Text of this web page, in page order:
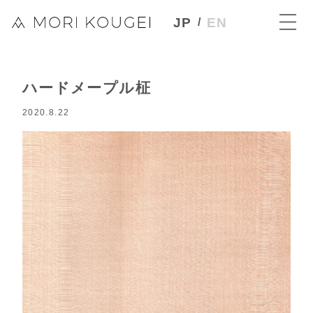
JP EN
ハードメープル柾
2020.8.22